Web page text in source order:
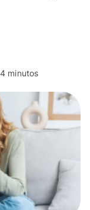
minutos